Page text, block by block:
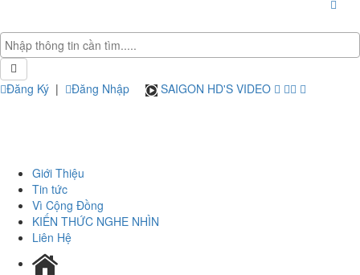
Đăng Ký | Đăng Nhập SAIGON HD'S VIDEO
Giới Thiệu
Tin tức
Vì Cộng Đồng
KIẾN THỨC NGHE NHÌN
Liên Hệ